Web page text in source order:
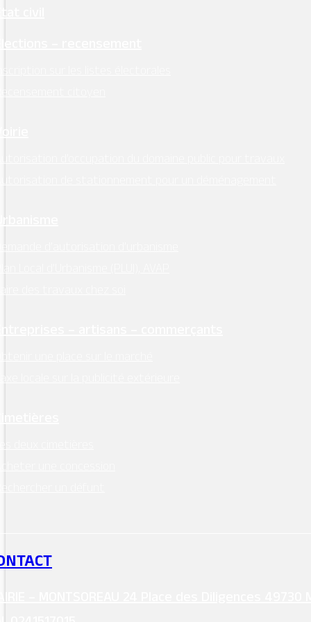
civil
– recensement
sur les listes électorales
citoyen
d’occupation du domaine public pour travaux
de stationnement pour un déménagement
d’autorisation d’urbanisme
Local d’Urbanisme (PLUI), AVAP
des travaux chez soi
– artisans – commerçants
une place sur le marché
locale sur la publicité extérieure
deux cimetières
une concession
un défunt
– MONTSOREAU 24 Place des Diligences